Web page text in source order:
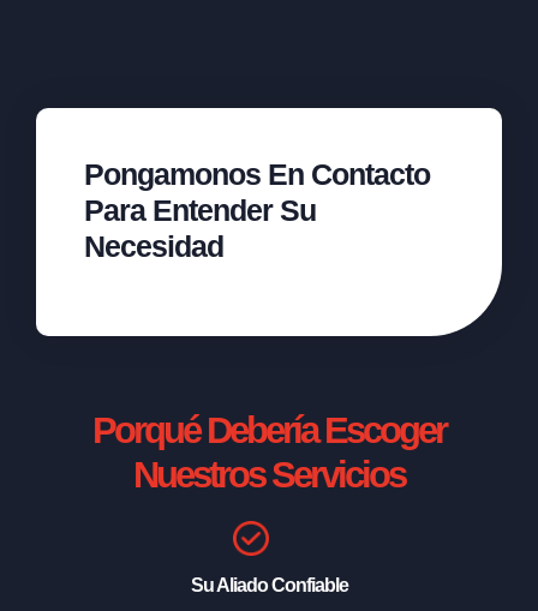
Pongamonos En Contacto
Para Entender Su
Necesidad
Porqué Debería Escoger
Nuestros Servicios
Su Aliado Confiable